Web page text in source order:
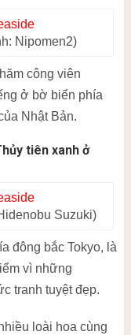
Nipomen2)
công viên
ở bờ biển phía
Nhật Bản.
tiên xanh ở
Suzuki)
đông bắc Tokyo, là
vì những
tranh tuyệt đẹp.
loài hoa cùng